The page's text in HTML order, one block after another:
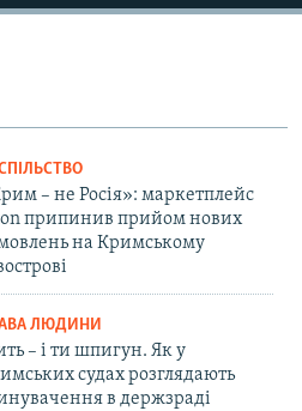
– не Росія»: маркетплейс
припинив прийом нових
на Кримському
ЛЮДИНИ
– і ти шпигун. Як у
судах розглядають
в держзраді